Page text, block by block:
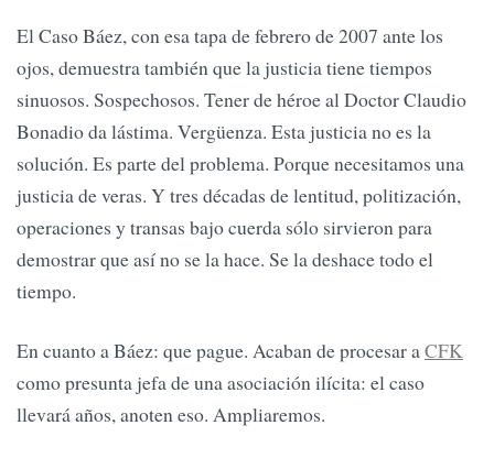
El Caso Báez, con esa tapa de febrero de 2007 ante los
ojos, demuestra también que la justicia tiene tiempos
sinuosos. Sospechosos. Tener de héroe al Doctor Claudio
Bonadio da lástima. Vergüenza. Esta justicia no es la
solución. Es parte del problema. Porque necesitamos una
justicia de veras. Y tres décadas de lentitud, politización,
operaciones y transas bajo cuerda sólo sirvieron para
demostrar que así no se la hace. Se la deshace todo el
tiempo.
En cuanto a Báez: que pague. Acaban de procesar aCFK
como presunta jefa de una asociación ilícita: el caso
llevará años, anoten eso. Ampliaremos.